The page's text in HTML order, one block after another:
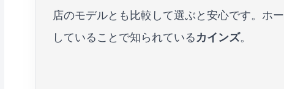
店のモデルとも比較して選ぶと安心です。ホ
していることで知られているカインズ。